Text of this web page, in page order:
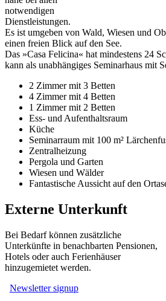
notwendigen
Dienstleistungen.
Es ist umgeben von Wald, Wiesen und
einen freien Blick auf den See.
Das »Casa Felicina« hat mindestens 24
kann als unabhängiges Seminarhaus mit
2 Zimmer mit 3 Betten
4 Zimmer mit 4 Betten
1 Zimmer mit 2 Betten
Ess- und Aufenthaltsraum
Küche
Seminarraum mit 100 m²
Zentralheizung
Pergola und Garten
Wiesen und Wälder
Fantastische Aussicht auf den
Externe Unterkunft
Bei Bedarf können zusätzliche
Unterkünfte in benachbarten Pensionen,
Hotels oder auch Ferienhäuser
hinzugemietet werden.
Newsletter signup